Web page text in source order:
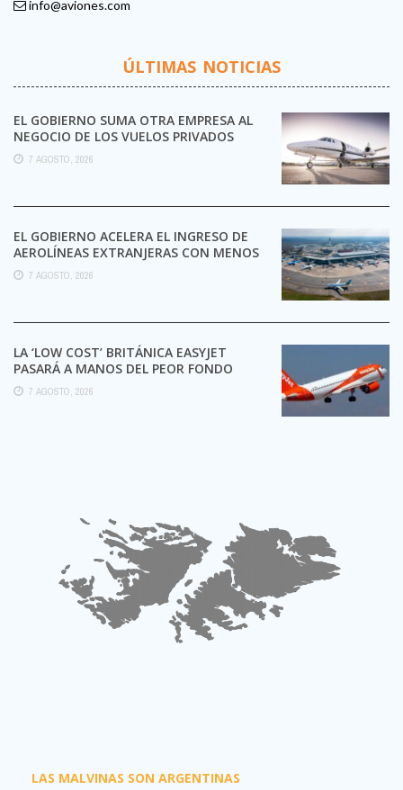
info@aviones.com
ÚLTIMAS NOTICIAS
EL GOBIERNO SUMA OTRA EMPRESA AL
NEGOCIO DE LOS VUELOS PRIVADOS
7 AGOSTO, 2026
EL GOBIERNO ACELERA EL INGRESO DE
AEROLÍNEAS EXTRANJERAS CON MENOS
TRÁMITES
7 AGOSTO, 2026
LA ‘LOW COST’ BRITÁNICA EASYJET
PASARÁ A MANOS DEL PEOR FONDO
POSIBLE:
7 AGOSTO, 2026
LAS MALVINAS SON ARGENTINAS